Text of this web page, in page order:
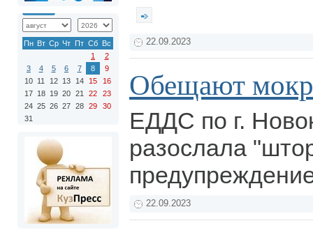
Пн Вт Ср Чт Пт Сб Вс
1
2
3
4 5 6 7 8
9
10 11 12 13 14 15
16
17 18 19 20 21 22
23
24 25 26 27 28 29
30
31
22.09.2023
Обещают
ЕДДС по г.
разослала
22.09.2023